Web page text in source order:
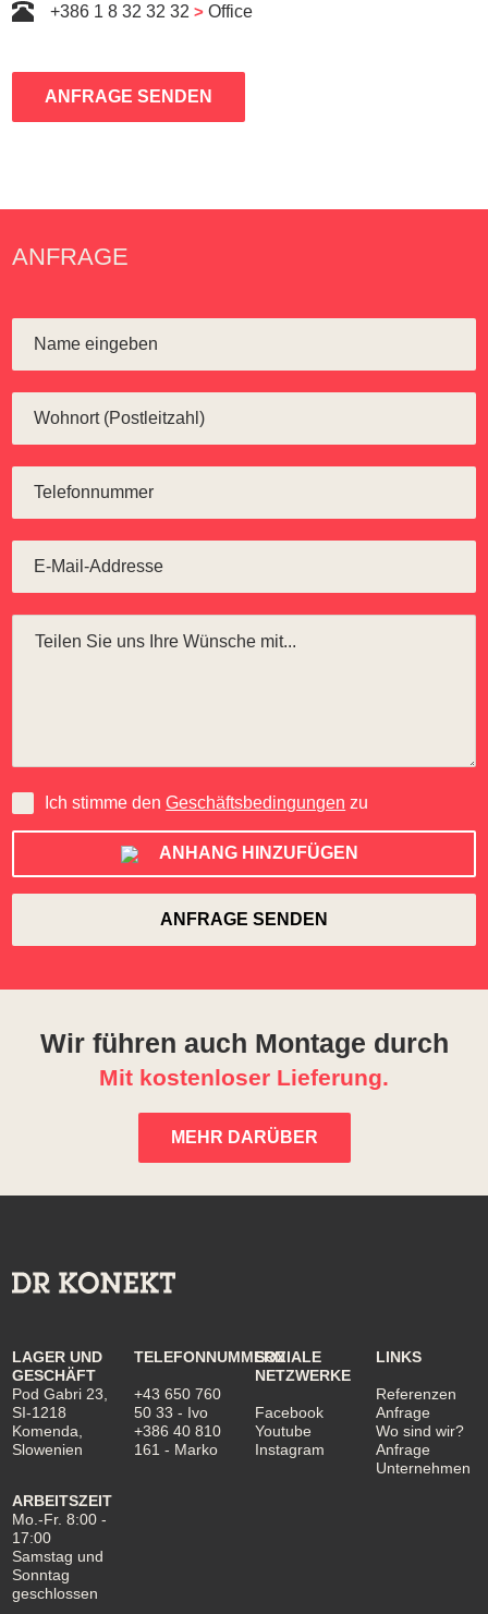
+386 1 8 32 32 32> Office
ANFRAGE SENDEN
ANFRAGE
Ich stimme denGeschäftsbedingungen zu
ANHANG HINZUFÜGEN
Wir führen auch Montage durch
Mit kostenloser Lieferung.
MEHR DARÜBER
LAGER UND
GESCHÄFT
Pod Gabri 23,
SI-1218
Komenda,
Slowenien
ARBEITSZEIT
Mo.-Fr. 8:00 -
17:00
Samstag und
Sonntag
geschlossen
TELEFONNUMMERN
+43 650 760
50 33 - Ivo
+386 40 810
161 - Marko
SOZIALE
NETZWERKE
Facebook
Youtube
Instagram
LINKS
Referenzen
Anfrage
Wo sind wir?
Anfrage
Unternehmen